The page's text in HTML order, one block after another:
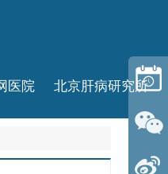
医院 北京肝病研究所